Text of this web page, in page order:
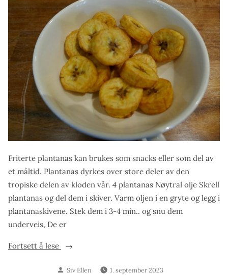
Friterte plantanas kan brukes som snacks eller som del av
et måltid. Plantanas dyrkes over store deler av den
tropiske delen av kloden vår. 4 plantanas Nøytral olje Skrell
plantanas og del dem i skiver. Varm oljen i en gryte og legg i
plantanaskivene. Stek dem i 3-4 min.. og snu dem
underveis, De er
Fortsett å lese
«Friterte
Skrevet
Siv Ellen
1. september 2023